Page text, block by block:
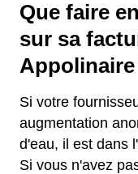
Que faire
sur sa
Appolinaire
Si votre
augmentation
d'eau, il est dans
Si vous n'avez